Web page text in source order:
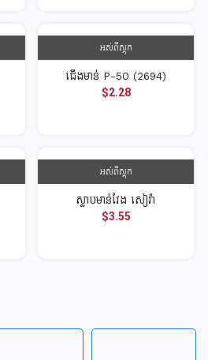
អស់ពីស្តុក
ជើងមាន់ P-50 (2694)
$2.28
អស់ពីស្តុក
ស្លាបមាន់វែង សៀរ៉ា
$3.55